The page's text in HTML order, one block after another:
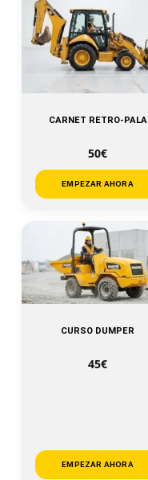
CARNET RETRO-PALA
50€
EMPEZAR AHORA
CURSO DUMPER
45€
EMPEZAR AHORA